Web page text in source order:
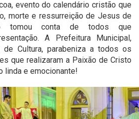
evento do calendário cristão que
morte e ressurreição de Jesus de
tomou conta de todos que
A Prefeitura Municipal,
de Cultura, parabeniza a todos os
que realizaram a Paixão de Cristo
linda e emocionante!